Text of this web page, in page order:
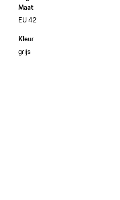
Maat
EU 42
Kleur
grijs